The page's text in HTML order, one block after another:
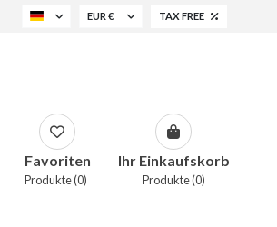
EUR € TAX FREE
Favoriten
Produkte (0)
Ihr Einkaufskorb
Produkte (0)